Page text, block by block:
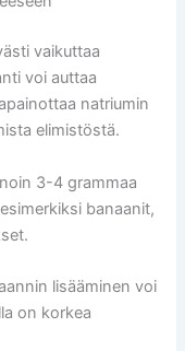
vaikuttaa
voi auttaa
natriumin
elimistöstä.
3-4 grammaa
banaanit,
lisääminen voi
on korkea